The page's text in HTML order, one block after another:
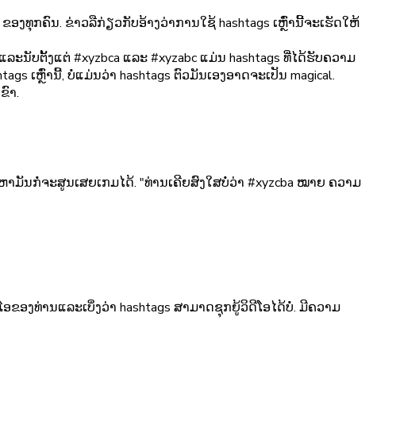
ອງທຸກຄົນ. ຂ່າວລືກ່ຽວກັບອ້າງວ່າການໃຊ້ hashtags ເຫຼົ່ານີ້ຈະເຮັດໃຫ້
ະນັບຕັ້ງແຕ່ #xyzbca ແລະ #xyzabc ແມ່ນ hashtags ທີ່ໄດ້ຮັບຄວາມ
ເຫຼົ່ານີ້, ບໍ່ແມ່ນວ່າ hashtags ຕົວມັນເອງອາດຈະເປັນ magical.
າ.
ນກໍ່ຈະສູນເສຍເກມໄດ້. "ທ່ານເຄີຍສົງໃສບໍ່ວ່າ #xyzcba ໝາຍ ຄວາມ
ອງທ່ານແລະເບິ່ງວ່າ hashtags ສາມາດຊຸກຍູ້ວິດີໂອໄດ້ບໍ່. ມີຄວາມ